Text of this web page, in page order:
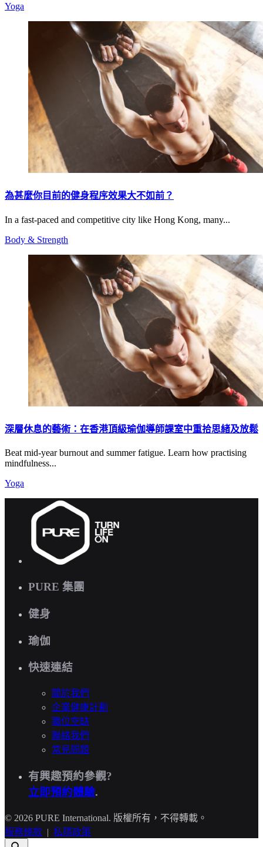
Yoga
為甚麼你目前的健身程序效果大不如前？
In a fast-paced and competitive city like Hong Kong, many...
Body & Strength
深層休息的藝術：在香港頂級瑜伽導師課室中重拾思緒及放鬆
Beat mid-year burnout and summer fatigue. Learn how practising
mindfulness...
Yoga
PURE 集團
健身
瑜伽
快速連結
關於我們
企業健康計劃
職位空缺
聯絡我們
常見問題
有興趣預約參觀?
立即預約體驗.
© 2026 PURE International. 版權所有，不得轉載。
服務條款 | 私隱政策